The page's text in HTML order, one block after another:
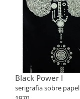
Black Power I
serigrafia sobre papel